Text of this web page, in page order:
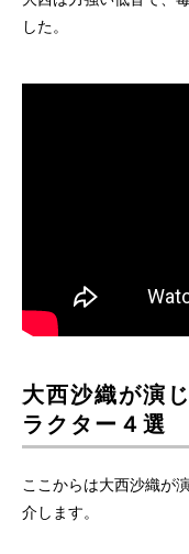
した。
大西沙織が演
ラクター４選
ここからは大西沙織が
介します。